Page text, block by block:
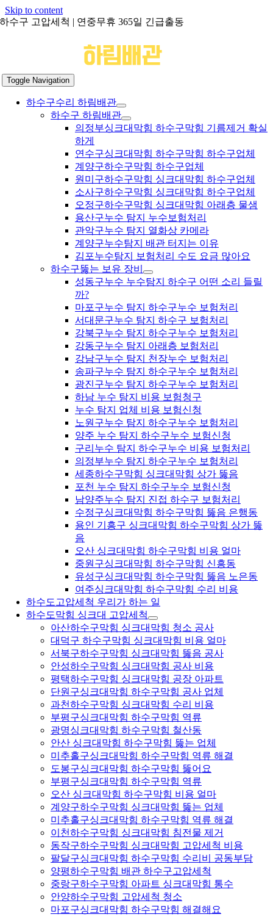
Skip to content
하수구 고압세척 | 연중무휴 365일 긴급출동
Toggle Navigation
하수구수리 하림배관
하수구 하림배관
의정부싱크대막힘 하수구막힘 기름제거 확실
하게
연수구싱크대막힘 하수구막힘 하수구업체
계양구하수구막힘 하수구업체
원미구하수구막힘 싱크대막힘 하수구업체
소사구하수구막힘 싱크대막힘 하수구업체
오정구하수구막힘 싱크대막힘 아래층 물샘
용산구누수 탐지 누수보험처리
관악구누수 탐지 열화상 카메라
계양구누수탐지 배관 터지는 이유
김포누수탐지 보험처리 수도 요금 많아요
하수구뚫는 보유 장비
성동구누수 누수탐지 하수구 어떤 소리 들릴
까?
마포구누수 탐지 하수구누수 보험처리
서대문구누수 탐지 하수구 보험처리
강북구누수 탐지 하수구누수 보험처리
강동구누수 탐지 아래층 보험처리
강남구누수 탐지 천장누수 보험처리
송파구누수 탐지 하수구누수 보험처리
광진구누수 탐지 하수구누수 보험처리
하남 누수 탐지 비용 보험청구
누수 탐지 업체 비용 보험신청
노원구누수 탐지 하수구누수 보험처리
양주 누수 탐지 하수구누수 보험신청
구리누수 탐지 하수구누수 비용 보험처리
의정부누수 탐지 하수구누수 보험처리
세종하수구막힘 싱크대막힘 상가 뚫음
포천 누수 탐지 하수구누수 보험신청
남양주누수 탐지 진접 하수구 보험처리
수정구싱크대막힘 하수구막힘 뚫음 은행동
용인 기흥구 싱크대막힘 하수구막힘 상가 뚫
음
오산 싱크대막힘 하수구막힘 비용 얼마
중원구싱크대막힘 하수구막힘 신흥동
유성구싱크대막힘 하수구막힘 뚫음 노은동
여주싱크대막힘 하수구막힘 수리 비용
하수도고압세척 우리가 하는 일
하수도막힘 싱크대 고압세척
아산하수구막힘 싱크대막힘 청소 공사
대덕구 하수구막힘 싱크대막힘 비용 얼마
서북구하수구막힘 싱크대막힘 뚫음 공사
안성하수구막힘 싱크대막힘 공사 비용
평택하수구막힘 싱크대막힘 공장 아파트
단원구싱크대막힘 하수구막힘 공사 업체
과천하수구막힘 싱크대막힘 수리 비용
부평구싱크대막힘 하수구막힘 역류
광명싱크대막힘 하수구막힘 철산동
안산 싱크대막힘 하수구막힘 뚫는 업체
미추홀구싱크대막힘 하수구막힘 역류 해결
도봉구싱크대막힘 하수구막힘 뚫어요
부평구싱크대막힘 하수구막힘 역류
오산 싱크대막힘 하수구막힘 비용 얼마
계양구하수구막힘 싱크대막힘 뚫는 업체
미추홀구싱크대막힘 하수구막힘 역류 해결
이천하수구막힘 싱크대막힘 침전물 제거
동작구하수구막힘 싱크대막힘 고압세척 비용
팔달구싱크대막힘 하수구막힘 수리비 공동부담
양평하수구막힘 배관 하수구고압세척
중랑구하수구막힘 아파트 싱크대막힘 통수
안양하수구막힘 고압세척 청소
마포구싱크대막힘 하수구막힘 해결해요